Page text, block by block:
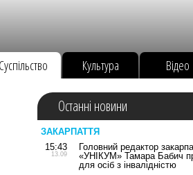
Суспільство Культура Відео
Останні новини
ЗАКАРПАТТЯ
15:43
13.09
Головний редактор
«УНІКУМ» Тамара Бабич
для осіб з інвалідністю